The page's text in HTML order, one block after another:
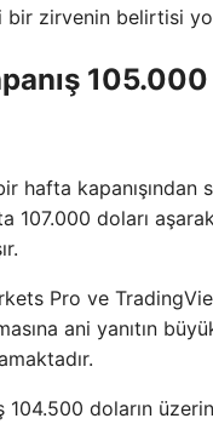
bir zirvenin belirtisi
105.000
hafta kapanışından
107.000 doları
Pro ve
ani yanıtın
104.500 doların